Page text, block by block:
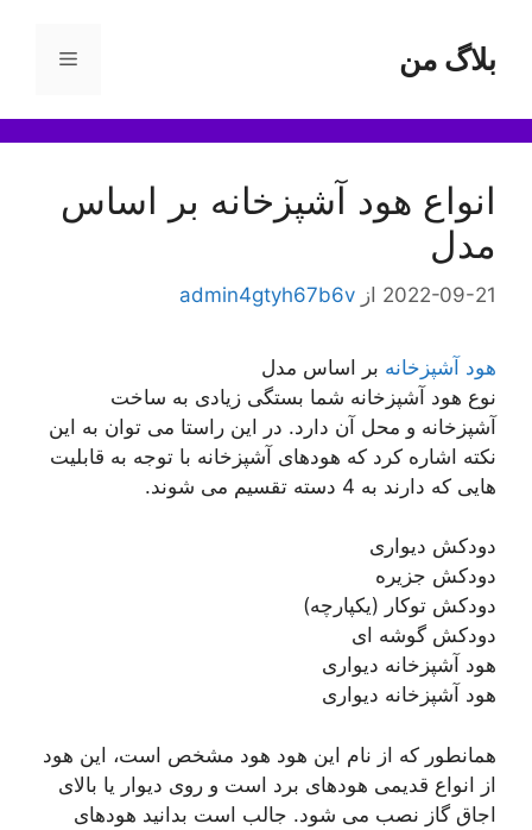
محتوابلاگ من فهرست
انواع هود آشپزخانه بر اساس
مدل
2022-09-21 از admin4gtyh67b6v
هود آشپزخانه بر اساس مدل
نوع هود آشپزخانه شما بستگی زیادی به ساخت
آشپزخانه و محل آن دارد. در این راستا می توان به این
نکته اشاره کرد که هودهای آشپزخانه با توجه به قابلیت
هایی که دارند به 4 دسته تقسیم می شوند.
دودکش دیواری
دودکش جزیره
دودکش توکار (یکپارچه)
دودکش گوشه ای
هود آشپزخانه دیواری
هود آشپزخانه دیواری
همانطور که از نام این هود هود مشخص است، این هود
از انواع قدیمی هودهای برد است و روی دیوار یا بالای
اجاق گاز نصب می شود. جالب است بدانید هودهای